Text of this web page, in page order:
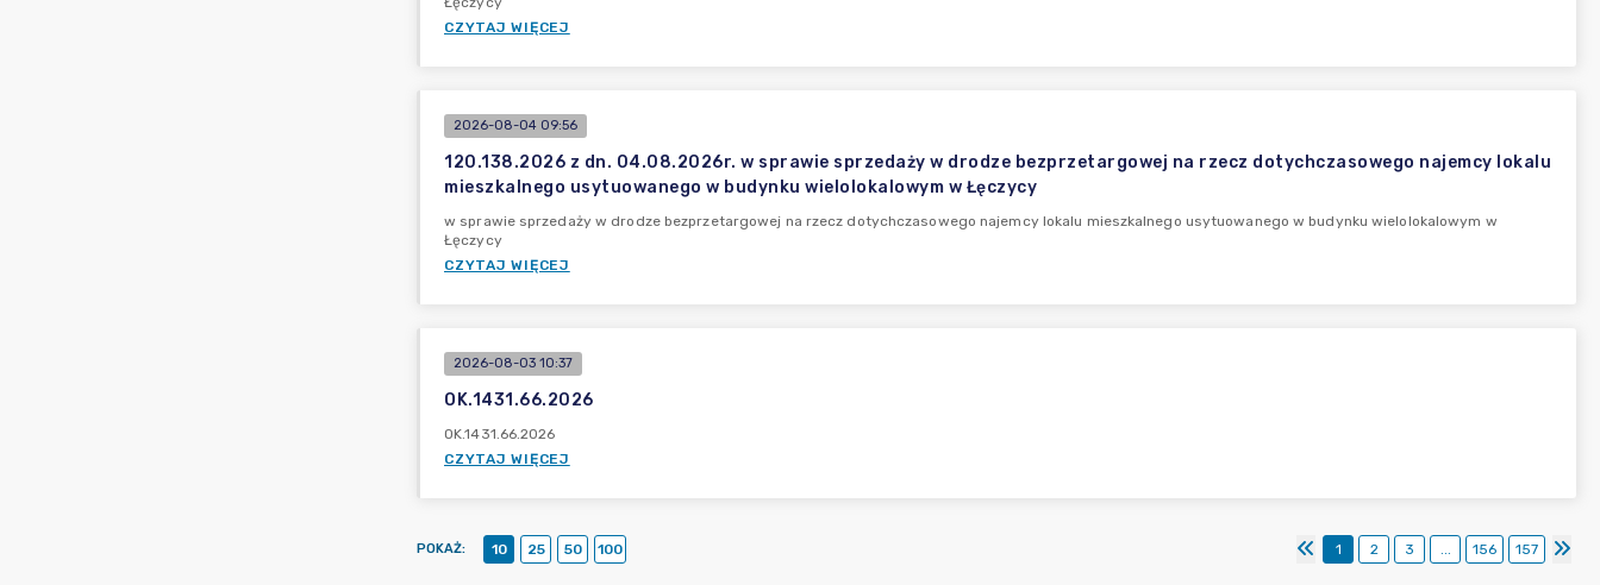
CZYTAJ WIĘCEJ
2026-08-04 09:56
120.138.2026 z dn. 04.08.2026r. w sprawie sprzedaży w drodze bezprzetargowej na rzecz dotychczasowego najemcy lokalu
mieszkalnego usytuowanego w budynku wielolokalowym w Łęczycy
w sprawie sprzedaży w drodze bezprzetargowej na rzecz dotychczasowego najemcy lokalu mieszkalnego usytuowanego w budynku wielolokalowym w
Łęczycy
CZYTAJ WIĘCEJ
2026-08-03 10:37
OK.1431.66.2026
OK.1431.66.2026
CZYTAJ WIĘCEJ
POKAŻ: 10 25 50 100 1 2 3 ... 156 157